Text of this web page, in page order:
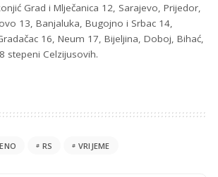
Grad i Mlječanica 12, Sarajevo, Prijedor,
13, Banjaluka, Bugojno i Srbac 14,
16, Neum 17, Bijeljina, Doboj, Bihać,
stepeni Celzijusovih.
RS VRIJEME